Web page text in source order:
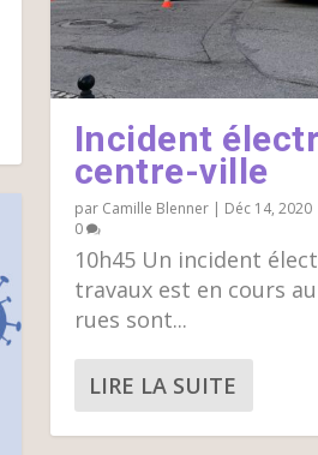
Incident
centre-ville
par Camille Blenner| Déc 14, 2020
0
10h45 Un incident
travaux est en cours
rues sont...
LIRE LA SUITE